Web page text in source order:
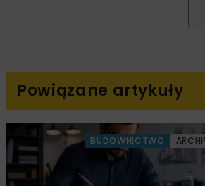
Powiązane artykuły
BUDOWNICTWO